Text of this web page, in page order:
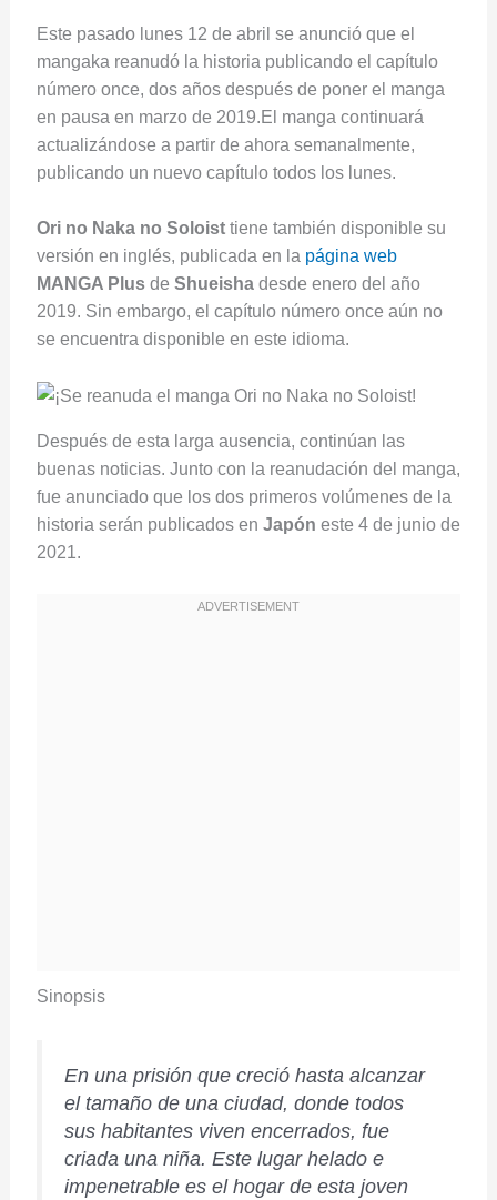
Este pasado lunes 12 de abril se anunció que el
mangaka reanudó la historia publicando el capítulo
número once, dos años después de poner el manga
en pausa en marzo de 2019.El manga continuará
actualizándose a partir de ahora semanalmente,
publicando un nuevo capítulo todos los lunes.
Ori no Naka no Soloisttiene también disponible su
versión en inglés, publicada en la página web
MANGA Plusde Shueisha desde enero del año
2019. Sin embargo, el capítulo número once aún no
se encuentra disponible en este idioma.
Después de esta larga ausencia, continúan las
buenas noticias. Junto con la reanudación del manga,
fue anunciado que los dos primeros volúmenes de la
historia serán publicados en Japón este 4 de junio de
2021.
Sinopsis
En una prisión que creció hasta alcanzar
el tamaño de una ciudad, donde todos
sus habitantes viven encerrados, fue
criada una niña. Este lugar helado e
impenetrable es el hogar de esta joven